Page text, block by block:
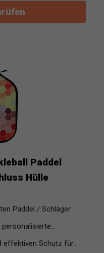
Paddel
Hülle
Paddel / Schläger
effektiven Schutz für...